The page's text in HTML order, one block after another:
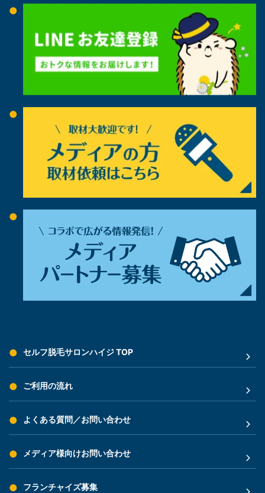
セルフ脱毛サロンハイジ TOP
ご利用の流れ
よくある質問／お問い合わせ
メディア様向けお問い合わせ
フランチャイズ募集